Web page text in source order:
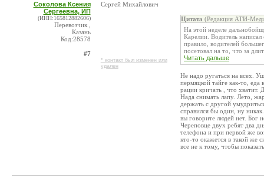
Соколова Ксения
Сергеевна, ИП
(ИНН:165812882606)
Перевозчик ,
Казань
Код:28578
#7
Сергей Михайлович
* контакт был изменен или
удален
Цитата (Редакция АТИ-
На этой неделе
Карелии. Водитель
правило, водителей
посетовал на то, что за
Читать дальше
Не надо ругаться на всех.
пермяцкой тайге как-то,
рации кричать , что хватит.
Нада снимать лапу. Лето,
держать с другой
справился бы один, ну
вы говорите людей нет. Бог
Череповце двух ребят два
телефона и при первой же
кто-то окажется в такой же
все не к тому, чтобы